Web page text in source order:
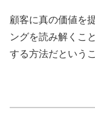
顧客に真の価値を
ングを読み解くこ
する方法だという